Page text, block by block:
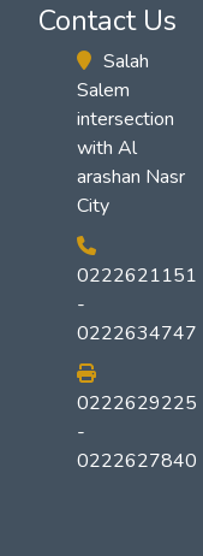
Contact Us
Salah
Salem
intersection
with Al
arashan Nasr
City
0222621151
-
0222634747
0222629225
-
0222627840